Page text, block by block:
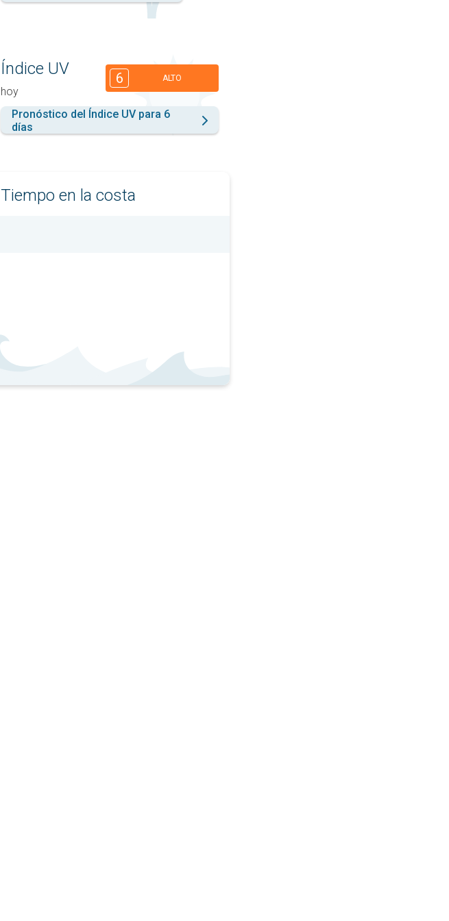
Índice UV
hoy
6 ALTO
Pronóstico del Índice UV para 6
días
Tiempo en la costa